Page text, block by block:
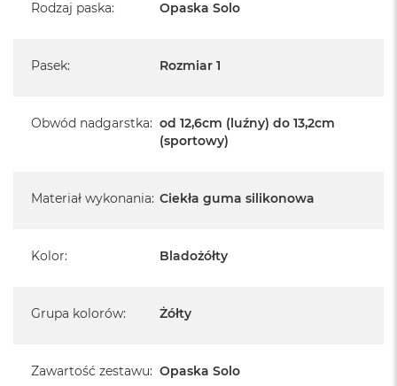
Rodzaj paska: Opaska Solo
Pasek: Rozmiar 1
Obwód nadgarstka: od 12,6cm (luźny) do 13,2cm
(sportowy)
Materiał wykonania: Ciekła guma silikonowa
Kolor: Bladożółty
Grupa kolorów: Żółty
Zawartość zestawu: Opaska Solo